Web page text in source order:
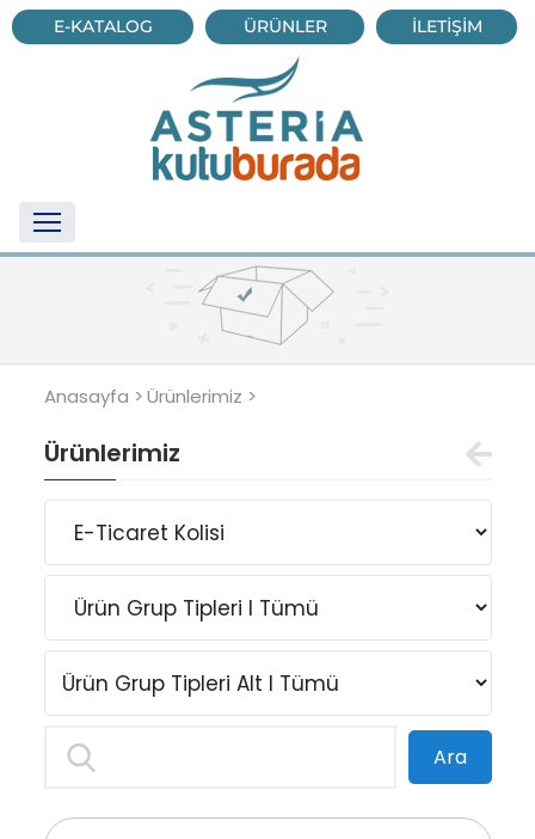
E-KATALOG ÜRÜNLER İLETİŞİM
Anasayfa >Ürünlerimiz >
Ürünlerimiz